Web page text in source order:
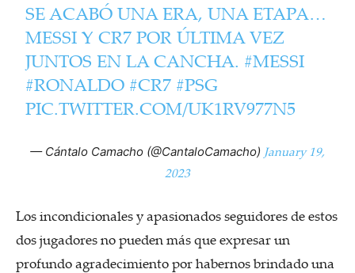
SE ACABÓ UNA ERA, UNA ETAPA…
MESSI Y CR7 POR ÚLTIMA VEZ
JUNTOS EN LA CANCHA. #MESSI
#RONALDO #CR7 #PSG
PIC.TWITTER.COM/UK1RV977N5
— Cántalo Camacho (@CantaloCamacho) January 19,
2023
Los incondicionales y apasionados seguidores de estos
dos jugadores no pueden más que expresar un
profundo agradecimiento por habernos brindado una